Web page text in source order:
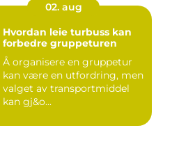
02. aug
Hvordan leie turbuss kan
forbedre gruppeturen
Å organisere en gruppetur
kan være en utfordring, men
valget av transportmiddel
kan gj&o...